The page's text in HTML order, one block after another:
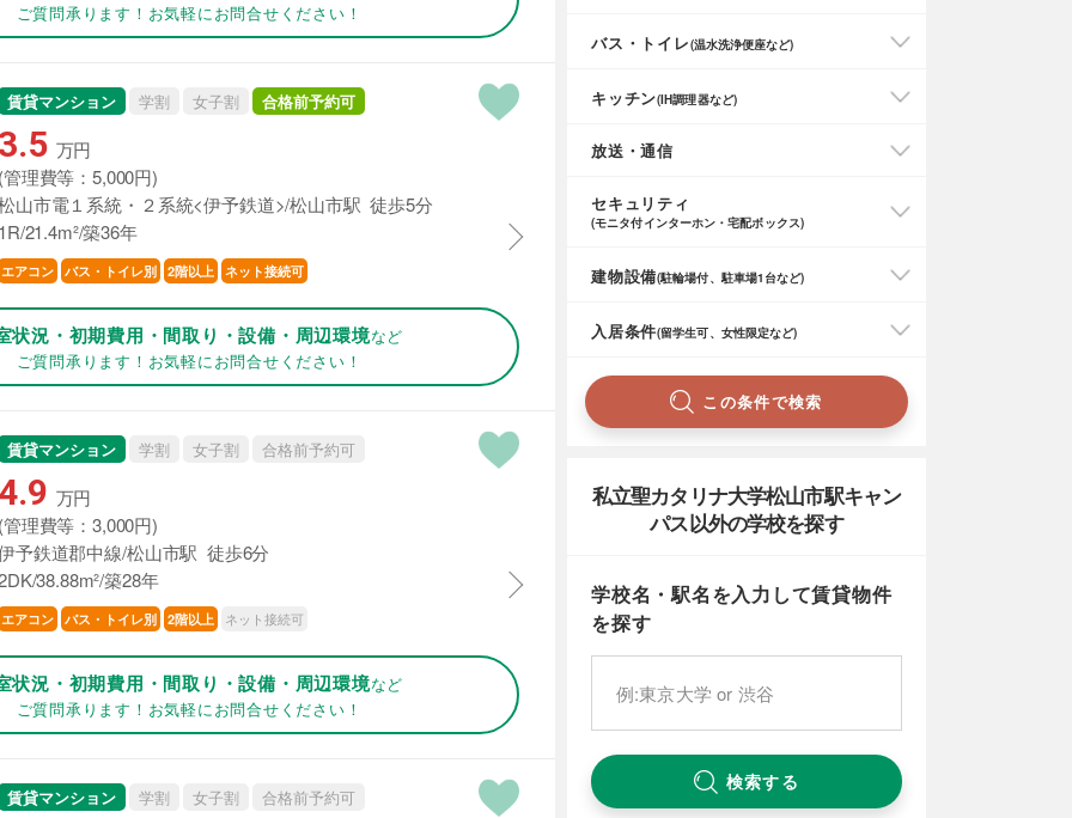
ご質問承ります！お気軽にお問合せください！
賃貸マンション 学割 女子割 合格前予約可
万円
理費等：5,000円)
山市電１系統・２系統<伊予鉄道>/松山市駅 徒歩5分
21.4m²/築36年
エアコン バス・トイレ別 2階以上 ネット接続可
状況・初期費用・間取り・設備・周辺環境など
ご質問承ります！お気軽にお問合せください！
賃貸マンション 学割 女子割 合格前予約可
万円
理費等：3,000円)
予鉄道郡中線/松山市駅 徒歩6分
38.88m²/築28年
エアコン バス・トイレ別 2階以上 ネット接続可
状況・初期費用・間取り・設備・周辺環境など
ご質問承ります！お気軽にお問合せください！
賃貸マンション 学割 女子割 合格前予約可
バス・トイレ(温水洗浄便座など)
キッチン(IH調理器など)
放送・通信
セキュリティ
(モニタ付インターホン・宅配ボックス)
建物設備(駐輪場付、駐車場1台など)
入居条件(留学生可、女性限定など)
この条件で検索
私立聖カタリナ大学松山市駅キャン
パス以外の学校を探す
学校名・駅名を入力して賃貸物件
を探す
検索する